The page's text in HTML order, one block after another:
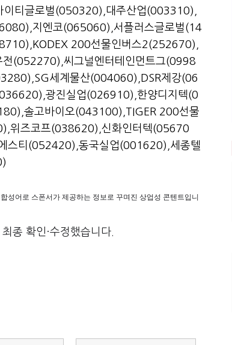
이티글로벌(050320) 대주산업(003310)
지엔코(065060) 서플러스글로벌(14
KODEX 200선물인버스2(252670)
전(052270) 씨그널엔터테인먼트그(0998
SG세계물산(004060) DSR제강(06
광진실업(026910) 한양디지텍(0
솔고바이오(043100) TIGER 200선물
위즈코프(038620) 신화인터텍(05670
스티(052420) 동국실업(001620) 세종텔
성어로 스폰서가 제공하는 정보로 꾸며진 상업성 콘텐트입니
종 확인·수정했습니다.